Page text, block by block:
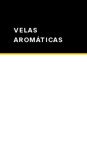
VELAS
AROMÁTICAS